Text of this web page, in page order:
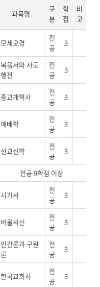
과목명
구
분
학
점
비
고
모세오경
전
공
3
복음서와 사도
행전
전
공
3
종교개혁사
전
공
3
예배학
전
공
3
선교신학
전
공
3
전공 9학점 이상
시가서
전
공
3
바울서신
전
공
3
인간론과 구원
론
전
공
3
한국교회사
전
공
3